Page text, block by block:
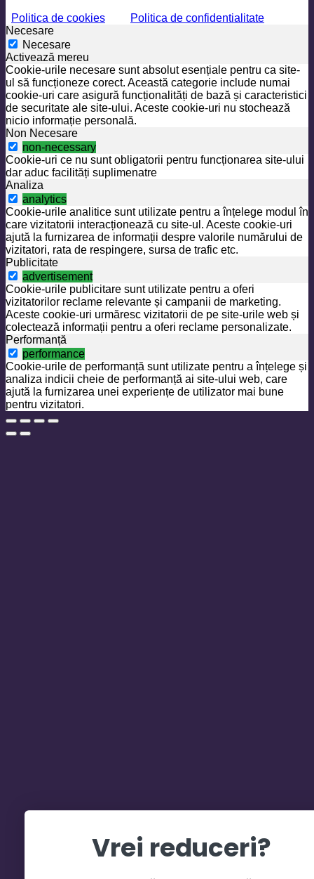
Politica de cookies
Politica de confidentialitate
Necesare
Necesare
Activează mereu
Cookie-urile necesare sunt absolut esențiale pentru ca site-
ul să funcționeze corect. Această categorie include numai
cookie-uri care asigură funcționalități de bază și caracteristici
de securitate ale site-ului. Aceste cookie-uri nu stochează
nicio informație personală.
Non Necesare
non-necessary
Cookie-uri ce nu sunt obligatorii pentru funcționarea site-ului
dar aduc facilități suplimenatre
Analiza
analytics
Cookie-urile analitice sunt utilizate pentru a înțelege modul în
care vizitatorii interacționează cu site-ul. Aceste cookie-uri
ajută la furnizarea de informații despre valorile numărului de
vizitatori, rata de respingere, sursa de trafic etc.
Publicitate
advertisement
Cookie-urile publicitare sunt utilizate pentru a oferi
vizitatorilor reclame relevante și campanii de marketing.
Aceste cookie-uri urmăresc vizitatorii de pe site-urile web și
colectează informații pentru a oferi reclame personalizate.
Performanță
performance
Cookie-urile de performanță sunt utilizate pentru a înțelege și
analiza indicii cheie de performanță ai site-ului web, care
ajută la furnizarea unei experiențe de utilizator mai bune
pentru vizitatori.
Vrei reduceri?